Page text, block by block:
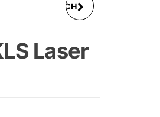
BOSCH
Laser